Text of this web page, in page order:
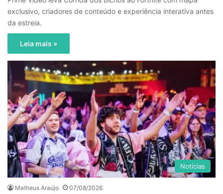
exclusivo, criadores de conteúdo e experiência interativa antes
da estreia.
Leia mais »
Notícias
Matheus Araújo 07/08/2026